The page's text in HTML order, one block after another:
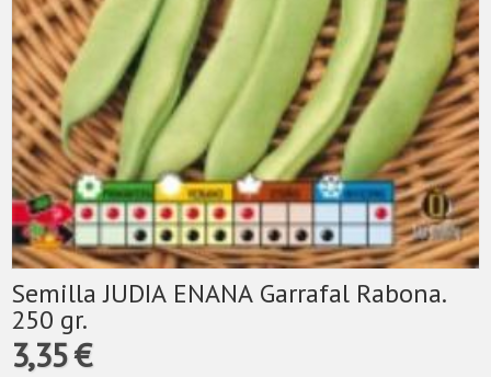
Semilla JUDIA ENANA Garrafal Rabona.
250 gr.
3,35 €